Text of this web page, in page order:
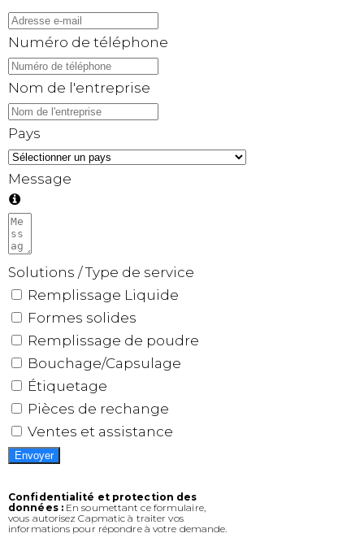
Numéro de téléphone
Nom de l'entreprise
Pays
Message
Solutions / Type de service
Remplissage Liquide
Formes solides
Remplissage de poudre
Bouchage/Capsulage
Étiquetage
Pièces de rechange
Ventes et assistance
Envoyer
Confidentialité et protection des
données :En soumettant ce formulaire,
vous autorisez Capmatic à traiter vos
informations pour répondre à votre demande.